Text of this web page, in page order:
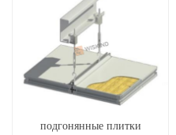
подгонянные плитки